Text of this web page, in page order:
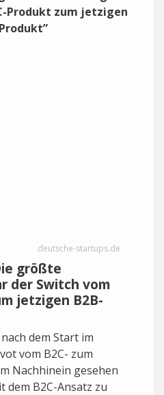
deutsche-startups.de
größte
der Switch vom
jetzigen B2B-
dem Start im
vom B2C- zum
Nachhinein gesehen
dem B2C-Ansatz zu